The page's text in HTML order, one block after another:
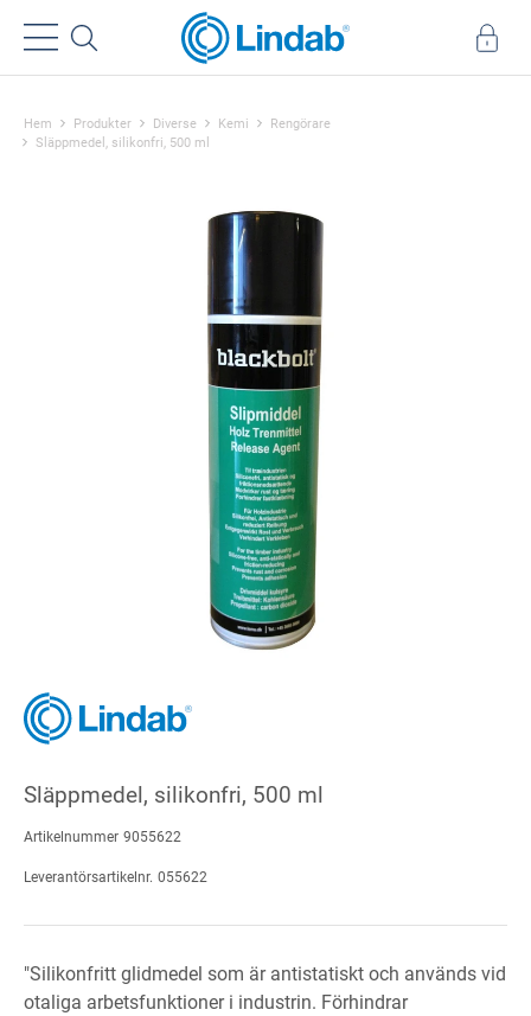
Hem Produkter Diverse Kemi
Rengörare
Släppmedel, silikonfri, 500 ml
Släppmedel, silikonfri, 500 ml
Artikelnummer 9055622
Leverantörsartikelnr. 055622
"Silikonfritt glidmedel som är antistatiskt och används vid
otaliga arbetsfunktioner i industrin. Förhindrar